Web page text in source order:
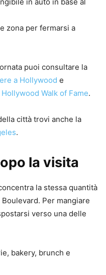
zona per fermarsi a
puoi consultare la
a Hollywood e
Hollywood Walk of Fame.
città trovi anche la
.
la visita
la stessa quantità
Per mangiare
verso una delle
bakery, brunch e